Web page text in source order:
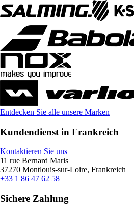
Entdecken Sie alle unsere Marken
Kundendienst in Frankreich
Kontaktieren Sie uns
11 rue Bernard Maris
37270 Montlouis-sur-Loire, Frankreich
+33 1 86 47 62 58
Sichere Zahlung